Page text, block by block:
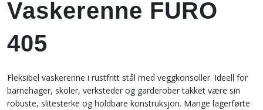
Vaskerenne FURO
405
Fleksibel vaskerenne i rustfritt stål med veggkonsoller. Ideell for
barnehager, skoler, verksteder og garderober takket være sin
robuste, slitesterke og holdbare konstruksjon. Mange lagerførte